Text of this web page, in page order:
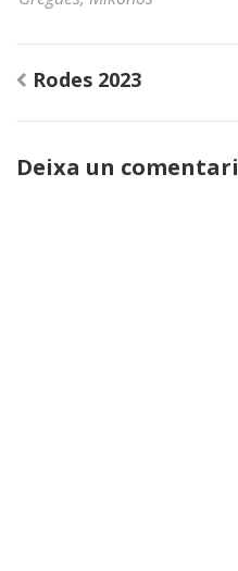
Navegació
Rodes 2023
Deixa un comentari